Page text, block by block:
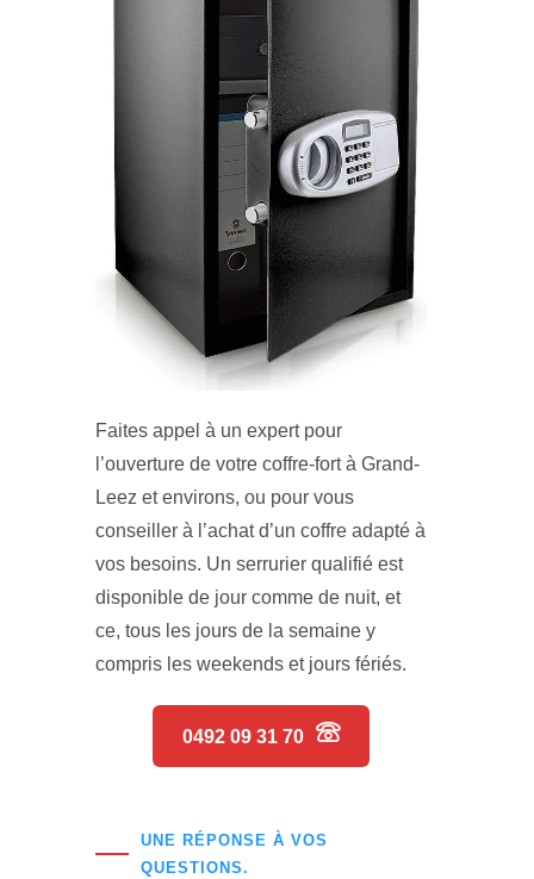
Faites appel à un expert pour
l’ouverture de votre coffre-fort à Grand-
Leez et environs, ou pour vous
conseiller à l’achat d’un coffre adapté à
vos besoins. Un serrurier qualifié est
disponible de jour comme de nuit, et
ce, tous les jours de la semaine y
compris les weekends et jours fériés.
0492 09 31 70
UNE RÉPONSE À VOS
QUESTIONS.